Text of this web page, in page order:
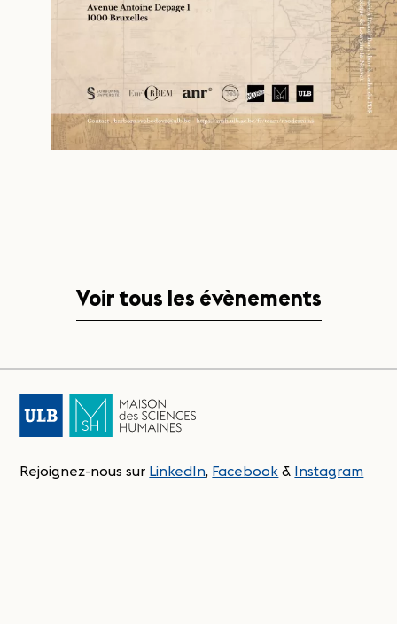
Voir tous les évènements
Rejoignez-nous sur LinkedIn, Facebook & Instagram